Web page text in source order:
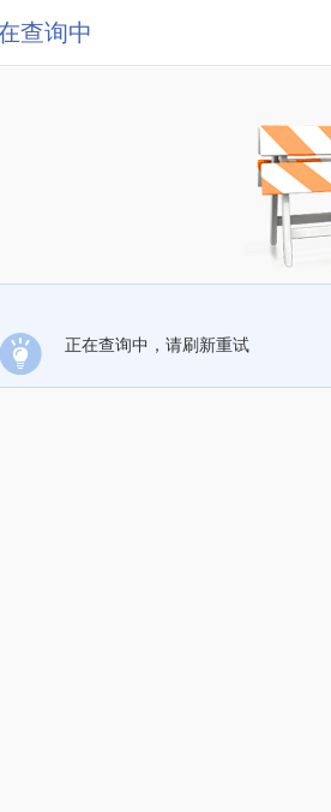
查询中
正在查询中，请刷新重试